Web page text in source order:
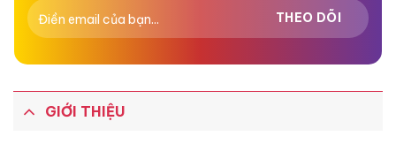
GIỚI THIỆU